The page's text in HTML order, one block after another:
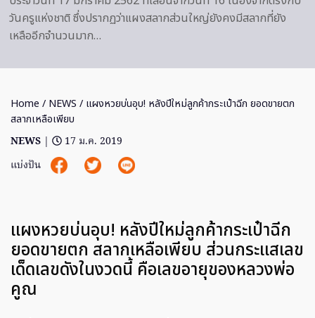
วันครูแห่งชาติ ซึ่งปรากฏว่าแผงสลากส่วนใหญ่ยังคงมีสลากที่ยัง
เหลืออีกจำนวนมาก…
Home / NEWS / แผงหวยบ่นอุบ! หลังปีใหม่ลูกค้ากระเป๋าฉีก ยอดขายตก
สลากเหลือเพียบ
NEWS |
17 ม.ค. 2019
แบ่งปัน
แผงหวยบ่นอุบ! หลังปีใหม่ลูกค้ากระเป๋าฉีก
ยอดขายตก สลากเหลือเพียบ ส่วนกระแสเลข
เด็ดเลขดังในงวดนี้ คือเลขอายุของหลวงพ่อ
คูณ